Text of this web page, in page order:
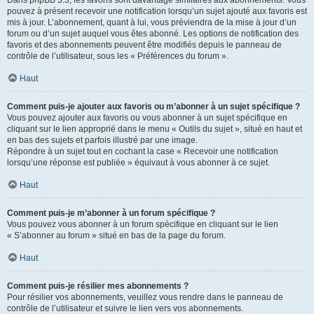
pouvez à présent recevoir une notification lorsqu’un sujet ajouté aux favoris est
mis à jour. L’abonnement, quant à lui, vous préviendra de la mise à jour d’un
forum ou d’un sujet auquel vous êtes abonné. Les options de notification des
favoris et des abonnements peuvent être modifiés depuis le panneau de
contrôle de l’utilisateur, sous les « Préférences du forum ».
Haut
Comment puis-je ajouter aux favoris ou m’abonner à un sujet spécifique ?
Vous pouvez ajouter aux favoris ou vous abonner à un sujet spécifique en
cliquant sur le lien approprié dans le menu « Outils du sujet », situé en haut et
en bas des sujets et parfois illustré par une image.
Répondre à un sujet tout en cochant la case « Recevoir une notification
lorsqu’une réponse est publiée » équivaut à vous abonner à ce sujet.
Haut
Comment puis-je m’abonner à un forum spécifique ?
Vous pouvez vous abonner à un forum spécifique en cliquant sur le lien
« S’abonner au forum » situé en bas de la page du forum.
Haut
Comment puis-je résilier mes abonnements ?
Pour résilier vos abonnements, veuillez vous rendre dans le panneau de
contrôle de l’utilisateur et suivre le lien vers vos abonnements.